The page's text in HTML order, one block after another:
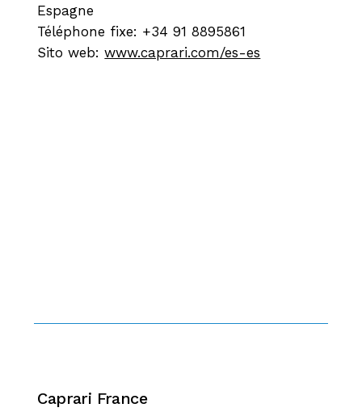
Espagne
Téléphone fixe: +34 91 8895861
Sito web:www.caprari.com/es-es
Caprari France